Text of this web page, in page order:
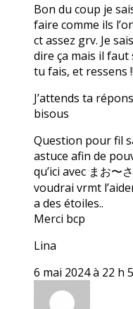
Bon du coup je
faire comme ils
ct assez grv. Je
dire ça mais il
tu fais, et ressens !!
J’attends ta
bisous
Question pour fil
astuce afin de
qu’ici avec まお〜
voudrai vrmt
a des étoiles..
Merci bcp
Lina
6 mai 2024 à 22 h